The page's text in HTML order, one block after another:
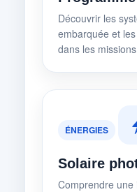
Découvrir les
embarquée et
dans les
ÉNERGIES
Solaire
Comprendre